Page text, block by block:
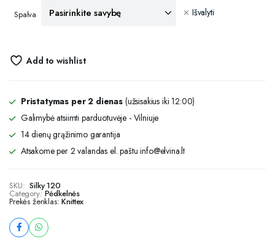
Spalva Išvalyti
Add to wishlist
Pristatymas per 2 dienas (užsisakius iki 12:00)
Galimybė atsiimti parduotuvėje - Vilniuje
14 dienų grąžinimo garantija
Atsakome per 2 valandas el. paštu info@elvina.lt
SKU: Silky 120
Category: Pėdkelnės
Prekės ženklas:Knittex